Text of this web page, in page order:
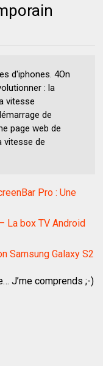
d'iphones. 4On
: la
vitesse
de
page web de
vitesse de
Pro : Une
La box TV Android
Samsung Galaxy S2
J’me comprends ;-)